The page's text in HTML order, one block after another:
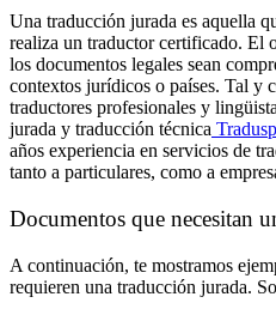
Una traducción jurada es aquella
realiza un traductor certificado. El
los documentos legales sean
contextos jurídicos o países. Tal y
traductores profesionales y
jurada y traducción técnica
años experiencia en servicios de
tanto a particulares, como a
Documentos que necesitan
A continuación, te mostramos
requieren una traducción jurada.